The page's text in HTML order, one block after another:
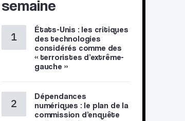
semaine
États-Unis : les critiques
des technologies
considérés comme des
« terroristes d’extrême-
gauche »
Dépendances
numériques : le plan de la
commission d’enquête